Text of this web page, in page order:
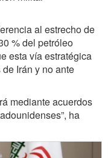
al estrecho de
% del petróleo
esta vía estratégica
Irán y no ante
mediante acuerdos
ha